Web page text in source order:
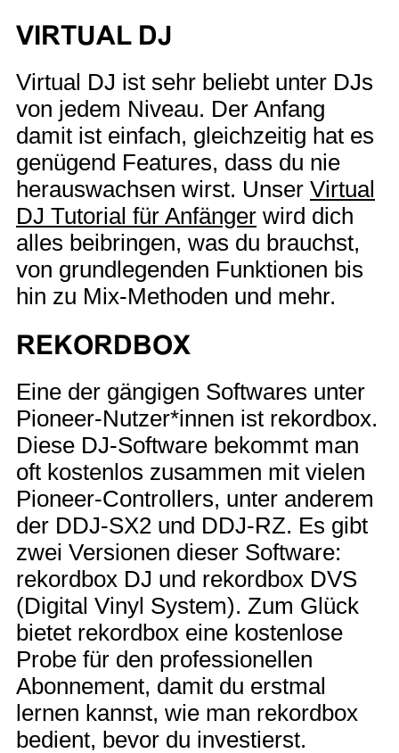
VIRTUAL DJ
Virtual DJ ist sehr beliebt unter DJs
von jedem Niveau. Der Anfang
damit ist einfach, gleichzeitig hat es
genügend Features, dass du nie
herauswachsen wirst. Unser Virtual
DJ Tutorial für Anfänger wird dich
alles beibringen, was du brauchst,
von grundlegenden Funktionen bis
hin zu Mix-Methoden und mehr.
REKORDBOX
Eine der gängigen Softwares unter
Pioneer-Nutzer*innen ist rekordbox.
Diese DJ-Software bekommt man
oft kostenlos zusammen mit vielen
Pioneer-Controllers, unter anderem
der DDJ-SX2 und DDJ-RZ. Es gibt
zwei Versionen dieser Software:
rekordbox DJ und rekordbox DVS
(Digital Vinyl System). Zum Glück
bietet rekordbox eine kostenlose
Probe für den professionellen
Abonnement, damit du erstmal
lernen kannst, wie man rekordbox
bedient, bevor du investierst.